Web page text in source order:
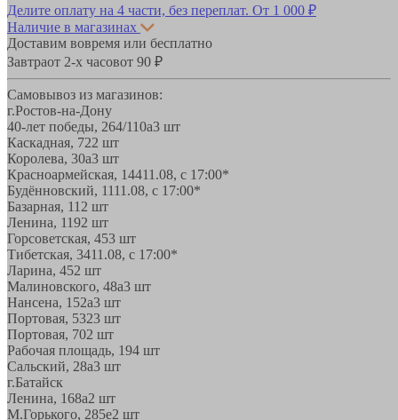
Делите оплату на 4 части, без переплат. От 1 000 ₽
Наличие в магазинах
Доставим вовремя или бесплатно
Завтраот 2-х часовот 90 ₽
Самовывоз из магазинов:
г.Ростов-на-Дону
40-лет победы, 264/110а3 шт
Каскадная, 722 шт
Королева, 30а3 шт
Красноармейская, 14411.08, с 17:00*
Будённовский, 1111.08, с 17:00*
Базарная, 11 2 шт
Ленина, 1192 шт
Горсоветская, 453 шт
Тибетская, 3411.08, с 17:00*
Ларина, 452 шт
Малиновского, 48а3 шт
Нансена, 152а3 шт
Портовая, 5323 шт
Портовая, 702 шт
Рабочая площадь, 194 шт
Сальский, 28a3 шт
г.Батайск
Ленина, 168а2 шт
М.Горького, 285е2 шт